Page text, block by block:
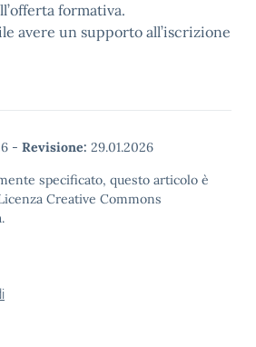
formativa.
avere un supporto all’iscrizione
- Revisione: 29.01.2026
specificato, questo articolo è
Creative Commons